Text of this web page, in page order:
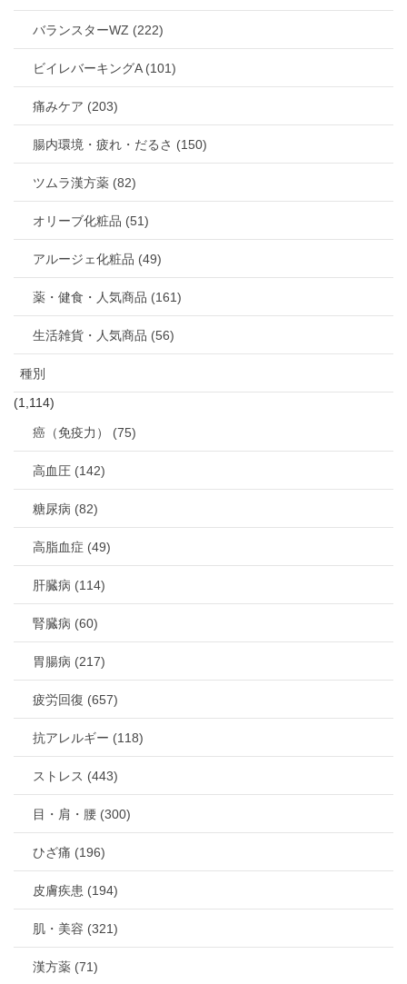
バランスターWZ (222)
ビイレバーキングA (101)
痛みケア (203)
腸内環境・疲れ・だるさ (150)
ツムラ漢方薬 (82)
オリーブ化粧品 (51)
アルージェ化粧品 (49)
薬・健食・人気商品 (161)
生活雑貨・人気商品 (56)
種別
(1,114)
癌（免疫力） (75)
高血圧 (142)
糖尿病 (82)
高脂血症 (49)
肝臓病 (114)
腎臓病 (60)
胃腸病 (217)
疲労回復 (657)
抗アレルギー (118)
ストレス (443)
目・肩・腰 (300)
ひざ痛 (196)
皮膚疾患 (194)
肌・美容 (321)
漢方薬 (71)